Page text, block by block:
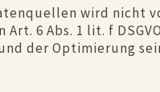
wird nicht
6 Abs. 1 lit. f
der Optimierung